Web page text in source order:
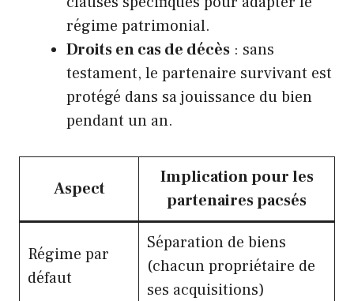
régime patrimonial.
Droits en cas de décès : sans
testament, le partenaire survivant est
protégé dans sa jouissance du bien
pendant un an.
Aspect
Implication pour les
partenaires pacsés
Régime par
défaut
Séparation de biens
(chacun propriétaire de
ses acquisitions)